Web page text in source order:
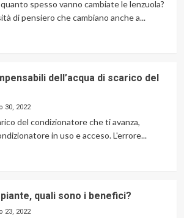
spesso vanno cambiate le lenzuola?
di pensiero che cambiano anche a...
dell’acqua di scarico del
30, 2022
del condizionatore che ti avanza,
in uso e acceso. L'errore...
quali sono i benefici?
23, 2022